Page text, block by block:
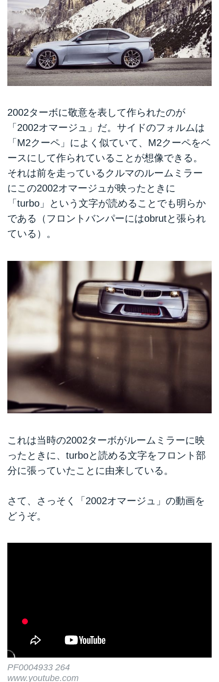
2002ターボに敬意を表して作られたのが
「2002オマージュ」だ。サイドのフォルムは
「M2クーペ」によく似ていて、M2クーペをベ
ースにして作られていることが想像できる。
それは前を走っているクルマのルームミラー
にこの2002オマージュが映ったときに
「turbo」という文字が読めることでも明らか
である（フロントバンパーにはobrutと張られ
ている）。
これは当時の2002ターボがルームミラーに映
ったときに、turboと読める文字をフロント部
分に張っていたことに由来している。
さて、さっそく「2002オマージュ」の動画を
どうぞ。
PF0004933 264
www.youtube.com